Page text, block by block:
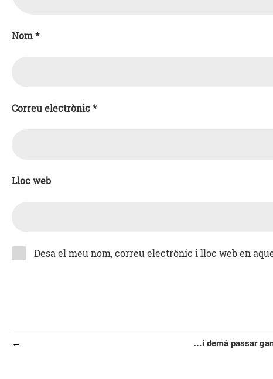
Nom*
Correu electrònic*
Lloc web
Desa el meu nom, correu electrònic i lloc web en
Navegació
Entrada
…i demà passar